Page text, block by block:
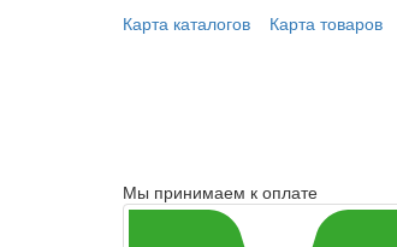
Карта каталогов
Карта товаров
Мы принимаем к оплате